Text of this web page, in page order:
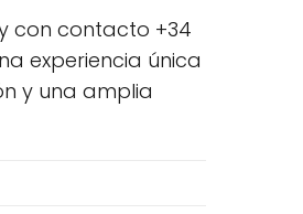
con contacto +34
experiencia única
y una amplia